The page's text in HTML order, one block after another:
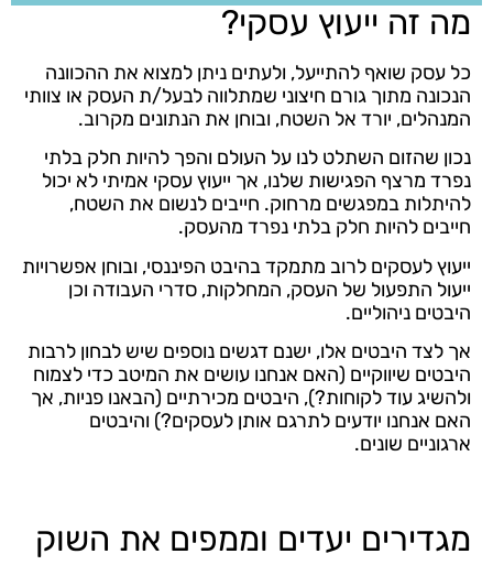
מה זה ייעוץ עסקי?
כל עסק שואף להתייעל, ולעתים ניתן למצוא את ההכוונה
הנכונה מתוך גורם חיצוני שמתלווה לבעל/ת העסק או צוותי
המנהלים, יורד אל השטח, ובוחן את הנתונים מקרוב.
נכון שהזום השתלט לנו על העולם והפך להיות חלק בלתי
נפרד מרצף הפגישות שלנו, אך ייעוץ עסקי אמיתי לא יכול
להיתלות במפגשים מרחוק. חייבים לנשום את השטח,
חייבים להיות חלק בלתי נפרד מהעסק.
ייעוץ לעסקים לרוב מתמקד בהיבט הפיננסי, ובוחן אפשרויות
ייעול התפעול של העסק, המחלקות, סדרי העבודה וכן
היבטים ניהוליים.
אך לצד היבטים אלו, ישנם דגשים נוספים שיש לבחון לרבות
היבטים שיווקיים (האם אנחנו עושים את המיטב כדי לצמוח
ולהשיג עוד לקוחות?), היבטים מכירתיים (הבאנו פניות, אך
האם אנחנו יודעים לתרגם אותן לעסקים?) והיבטים
ארגוניים שונים.
מגדירים יעדים וממפים את השוק